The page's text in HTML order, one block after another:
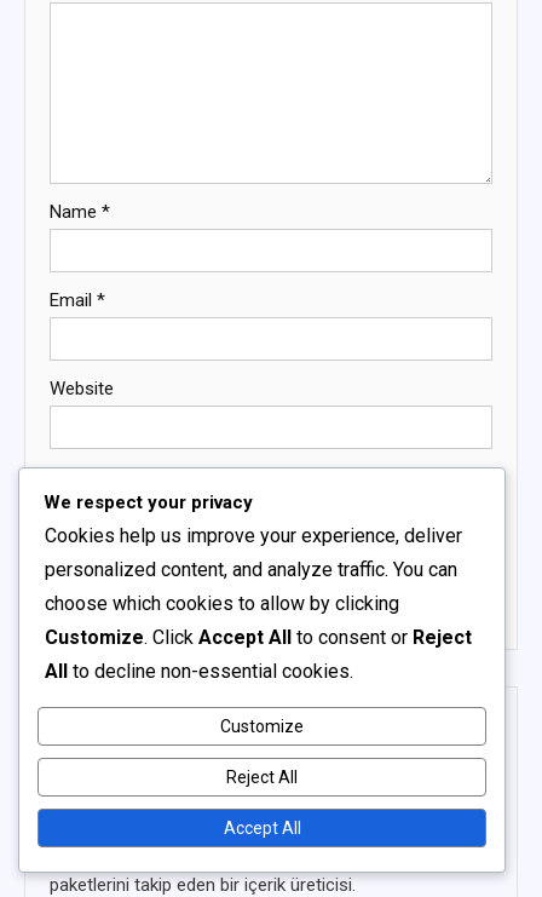
Name *
Email *
Website
Save my name, email, and website in this browser for
the next time I comment.
ARK: Survival Evolved dünyasında etkinlik
kozmetiklerini, Twitch Drops'u ve platform
paketlerini takip eden bir içerik üreticisi.
We respect your privacy
Cookies help us improve your experience, deliver
personalized content, and analyze traffic. You can
choose which cookies to allow by clicking
Customize. Click Accept All to consent or Reject
All to decline non-essential cookies.
Customize
Reject All
Accept All